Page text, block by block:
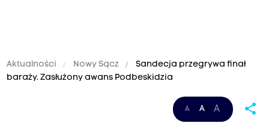
Aktualności Nowy Sącz
Sandecja przegrywa finał
baraży. Zasłużony awans Podbeskidzia
A A A share